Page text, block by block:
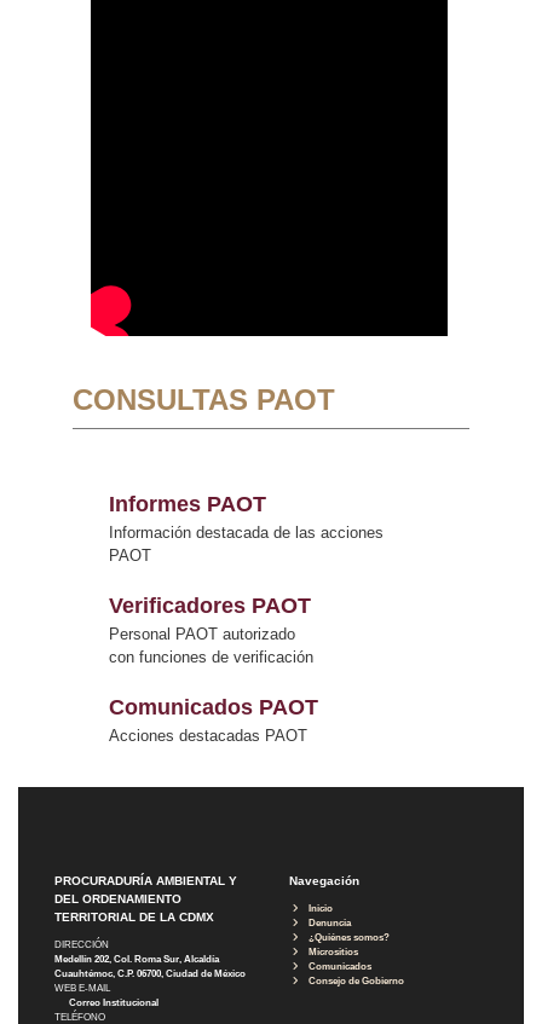
CONSULTAS PAOT
Informes PAOT
Información destacada de las acciones
PAOT
Verificadores PAOT
Personal PAOT autorizado
con funciones de verificación
Comunicados PAOT
Acciones destacadas PAOT
PROCURADURÍA AMBIENTAL Y
DEL ORDENAMIENTO
TERRITORIAL DE LA CDMX
DIRECCIÓN
Medellín 202, Col. Roma Sur, Alcaldía
Cuauhtémoc, C.P. 06700, Ciudad de México
WEB E-MAIL
Correo Institucional
TELÉFONO
Navegación
Inicio
Denuncia
¿Quiénes somos?
Micrositios
Comunicados
Consejo de Gobierno